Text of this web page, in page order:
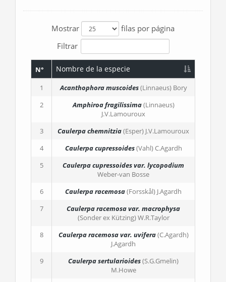
Mostrar
filas por página
Filtrar
N° Nombre de la especie
1 Acanthophora muscoides(Linnaeus) Bory
2
Amphiroa fragilissima(Linnaeus)
J.V.Lamouroux
3
Caulerpa chemnitzia(Esper) J.V.Lamouroux
4
Caulerpa cupressoides(Vahl) C.Agardh
5
Caulerpa cupressoidesvar. lycopodium
Weber-van Bosse
6
Caulerpa racemosa(Forsskål) J.Agardh
7
Caulerpa racemosavar. macrophysa
(Sonder ex Kützing) W.R.Taylor
8
Caulerpa racemosavar. uvifera(C.Agardh)
J.Agardh
9
Caulerpa sertularioides(S.G.Gmelin)
M.Howe